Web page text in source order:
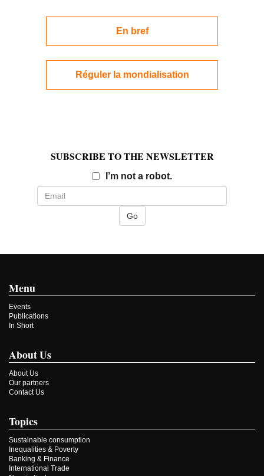
En bref
Réguler la mondialisation
SUBSCRIBE TO THE NEWSLETTER
I’m not a robot.
Menu
Events
Publications
In Short
About Us
About Us
Our partners
Contact Us
Topics
Sustainable consumption
Inequalities & Poverty
Banking & Finance
International Trade